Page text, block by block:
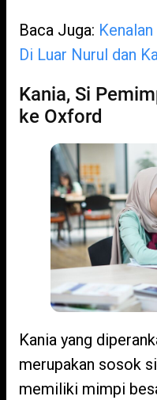
Baca Juga:
Di Luar Nurul dan
Kania, Si
ke Oxford
Kania yang
merupakan sosok
memiliki mimpi